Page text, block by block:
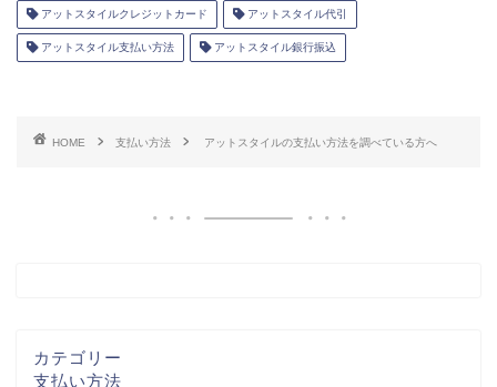
アットスタイルクレジットカード アットスタイル代引
アットスタイル支払い方法 アットスタイル銀行振込
HOME 支払い方法 アットスタイルの支払い方法を調べている方へ
カテゴリー
支払い方法